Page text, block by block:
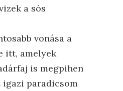
a sós
vonása a
itt, amelyek
is megpihen
igazi paradicsom